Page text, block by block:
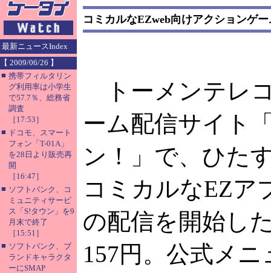
最新ニュースIndex
【 2009/06/26 】
■ 携帯フィルタリン
グ利用率は小学生
で57.7％、総務省
調査
［17:53］
■ ドコモ、スマート
フォン「T-01A」
を28日より販売再
開
［16:47］
■ ソフトバンク、コ
ミュニティサービ
ス「S!タウン」を9
月末で終了
［15:51］
■ ソフトバンク、ブ
ランドキャラクタ
ーにSMAP
コミカルなEZweb向けアクションゲ
トーメンテレ
ーム配信サイト
ン！」で、ひた
コミカルなEZア
の配信を開始し
157円。公式メ